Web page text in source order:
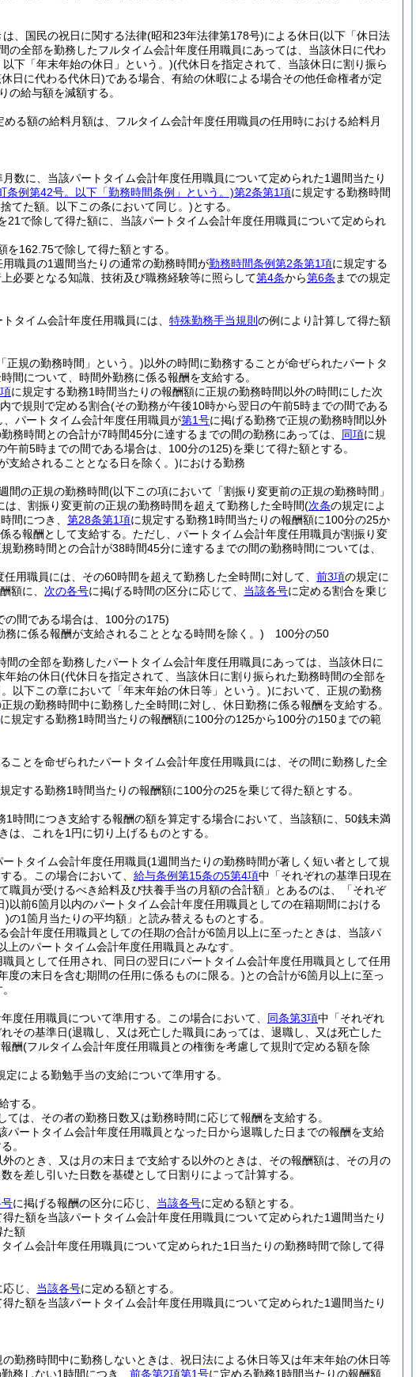
、国民の祝日に関する法律(昭和23年法律第178号)による休日(以下「休日法
の全部を勤務したフルタイム会計年度任用職員にあっては、当該休日に代わ
下「年末年始の休日」という。)(代休日を指定されて、当該休日に割り振ら
日に代わる代休日)である場合、有給の休暇による場合その他任命権者が定
の給与額を減額する。
める額の給料月額は、フルタイム会計年度任用職員の任用時における給料月
数に、当該パートタイム会計年度任用職員について定められた1週間当たり
条例第42号。以下「勤務時間条例」という。)第2条第1項に規定する勤務時間
てた額。以下この条において同じ。)とする。
で除して得た額に、当該パートタイム会計年度任用職員について定められ
162.75で除して得た額とする。
職員の1週間当たりの通常の勤務時間が勤務時間条例第2条第1項に規定する
必要となる知識、技術及び職務経験等に照らして第4条から第6条 までの規定
タイム会計年度任用職員には、 特殊勤務手当規則 の例により計算して得た額
正規の勤務時間」という。)以外の時間に勤務することが命ぜられたパートタ
間について、時間外勤務に係る報酬を支給する。
に規定する勤務1時間当たりの報酬額に正規の勤務時間以外の時間にした次
で規則で定める割合(その勤務が午後10時から翌日の午前5時までの間である
、パートタイム会計年度任用職員が第1号に掲げる勤務で正規の勤務時間以外
時間との合計が7時間45分に達するまでの間の勤務にあっては、 同項に規
午前5時までの間である場合は、100分の125)を乗じて得た額とする。
支給されることとなる日を除く。)における勤務
間の正規の勤務時間(以下この項において「割振り変更前の正規の勤務時間」
、割振り変更前の正規の勤務時間を超えて勤務した全時間(次条の規定によ
間につき、 第28条第1項に規定する勤務1時間当たりの報酬額に100分の25か
る報酬として支給する。 ただし、パートタイム会計年度任用職員が割振り変
務時間との合計が38時間45分に達するまでの間の勤務時間については、
用職員には、その60時間を超えて勤務した全時間に対して、 前3項の規定に
額に、 次の各号に掲げる時間の区分に応じて、 当該各号に定める割合を乗じ
間である場合は、100分の175)
務に係る報酬が支給されることとなる時間を除く。) 100分の50
の全部を勤務したパートタイム会計年度任用職員にあっては、当該休日に
年始の休日(代休日を指定されて、当該休日に割り振られた勤務時間の全部を
以下この章において「年末年始の休日等」という。)において、正規の勤務
の勤務時間中に勤務した全時間に対し、休日勤務に係る報酬を支給する。
に規定する勤務1時間当たりの報酬額に100分の125から100分の150までの範
ことを命ぜられたパートタイム会計年度任用職員には、その間に勤務した全
定する勤務1時間当たりの報酬額に100分の25を乗じて得た額とする。
1時間につき支給する報酬の額を算定する場合において、当該額に、50銭未満
、これを1円に切り上げるものとする。
トタイム会計年度任用職員(1週間当たりの勤務時間が著しく短い者として規
る。 この場合において、 給与条例第15条の5第4項中「それぞれの基準日現在
職員が受けるべき給料及び扶養手当の月額の合計額」とあるのは、「それぞ
)以前6箇月以内のパートタイム会計年度任用職員としての在籍期間における
)の1箇月当たりの平均額」と読み替えるものとする。
計年度任用職員としての任期の合計が6箇月以上に至ったときは、当該パ
上のパートタイム会計年度任用職員とみなす。
員として任用され、同日の翌日にパートタイム会計年度任用職員として任用
度の末日を含む期間の任用に係るものに限る。)との合計が6箇月以上に至っ
度任用職員について準用する。 この場合において、 同条第3項中「それぞれ
その基準日(退職し、又は死亡した職員にあっては、退職し、又は死亡した
酬(フルタイム会計年度任用職員との権衡を考慮して規則で定める額を除
定による勤勉手当の支給について準用する。
する。
は、その者の勤務日数又は勤務時間に応じて報酬を支給する。
ートタイム会計年度任用職員となった日から退職した日までの報酬を支給
。
のとき、又は月の末日まで支給する以外のときは、その報酬額は、その月の
を差し引いた日数を基礎として日割りによって計算する。
に掲げる報酬の区分に応じ、 当該各号に定める額とする。
た額を当該パートタイム会計年度任用職員について定められた1週間当たり
た額
イム会計年度任用職員について定められた1日当たりの勤務時間で除して得
じ、 当該各号に定める額とする。
た額を当該パートタイム会計年度任用職員について定められた1週間当たり
勤務時間中に勤務しないときは、祝日法による休日等又は年末年始の休日等
務しない1時間につき、 前条第2項第1号に定める勤務1時間当たりの報酬額